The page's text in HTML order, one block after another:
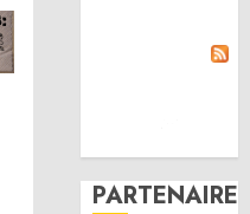
PARTENAIRE